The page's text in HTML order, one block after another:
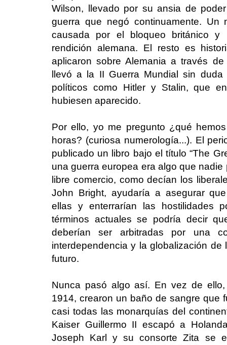
Wilson, llevado por su ansia de
guerra que negó continuamente. Un
causada por el bloqueo británico
rendición alemana. El resto es
aplicaron sobre Alemania a través
llevó a la II Guerra Mundial sin
políticos como Hitler y Stalin, que
hubiesen aparecido.
Por ello, yo me pregunto ¿qué
horas? (curiosa numerología...). El
publicado un libro bajo el título “The
una guerra europea era algo que
libre comercio, como decían los
John Bright, ayudaría a asegurar
ellas y enterrarían las hostilidades
términos actuales se podría decir
deberían ser arbitradas por una
interdependencia y la globalización
futuro.
Nunca pasó algo así. En vez de
1914, crearon un baño de sangre que
casi todas las monarquías del
Kaiser Guillermo II escapó a
Joseph Karl y su consorte Zita se